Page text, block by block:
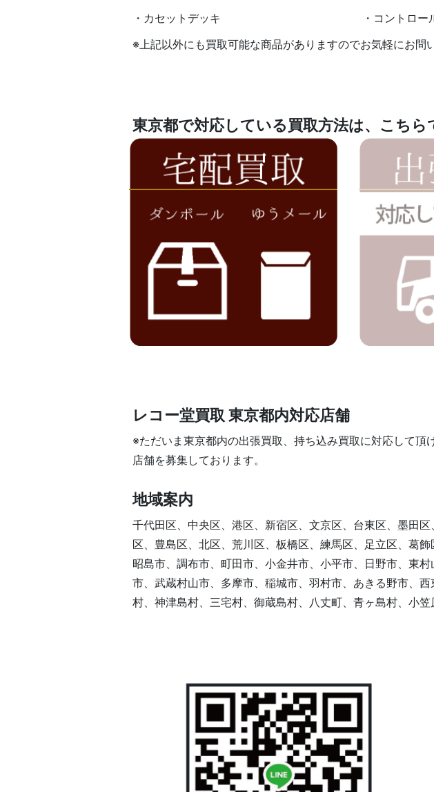
・カセットデッキ
・コントロー
※上記以外にも買取可能な商品がありますのでお気軽にお問
東京都で対応している買取方法は、こちら
レコー堂買取 東京都内対応店舗
※ただいま東京都内の出張買取、持ち込み買取に対応して頂
店舗を募集しております。
地域案内
千代田区、中央区、港区、新宿区、文京区、台東区、墨田
区、豊島区、北区、荒川区、板橋区、練馬区、足立区、葛
昭島市、調布市、町田市、小金井市、小平市、日野市、東
市、武蔵村山市、多摩市、稲城市、羽村市、あきる野市、
村、神津島村、三宅村、御蔵島村、八丈町、青ヶ島村、小笠